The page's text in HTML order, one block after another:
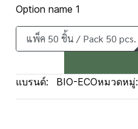
Option name 1
แพ็ค 50 ชิ้น / Pack 50 pcs.
แบรนด์:
BIO-ECOหมวดหมู่: